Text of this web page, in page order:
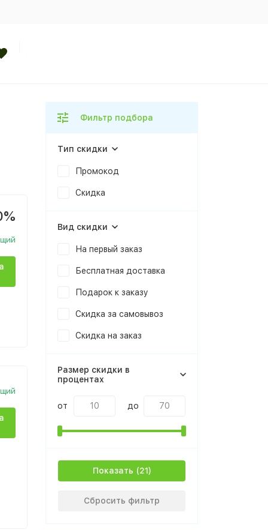
Фильтр подбора
Тип скидки
Промокод
Скидка
Вид скидки
На первый заказ
Бесплатная доставка
Подарок к заказу
Скидка за самовывоз
Скидка на заказ
Размер скидки в
процентах
от до
Показать
Сбросить фильтр